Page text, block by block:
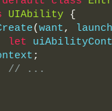
UIAbility {
(want,
let
;
// ...